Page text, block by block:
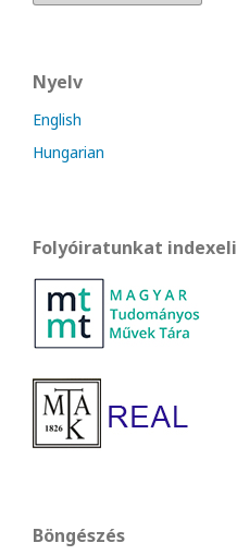
Nyelv
English
Hungarian
Folyóiratunkat indexeli
Böngészés